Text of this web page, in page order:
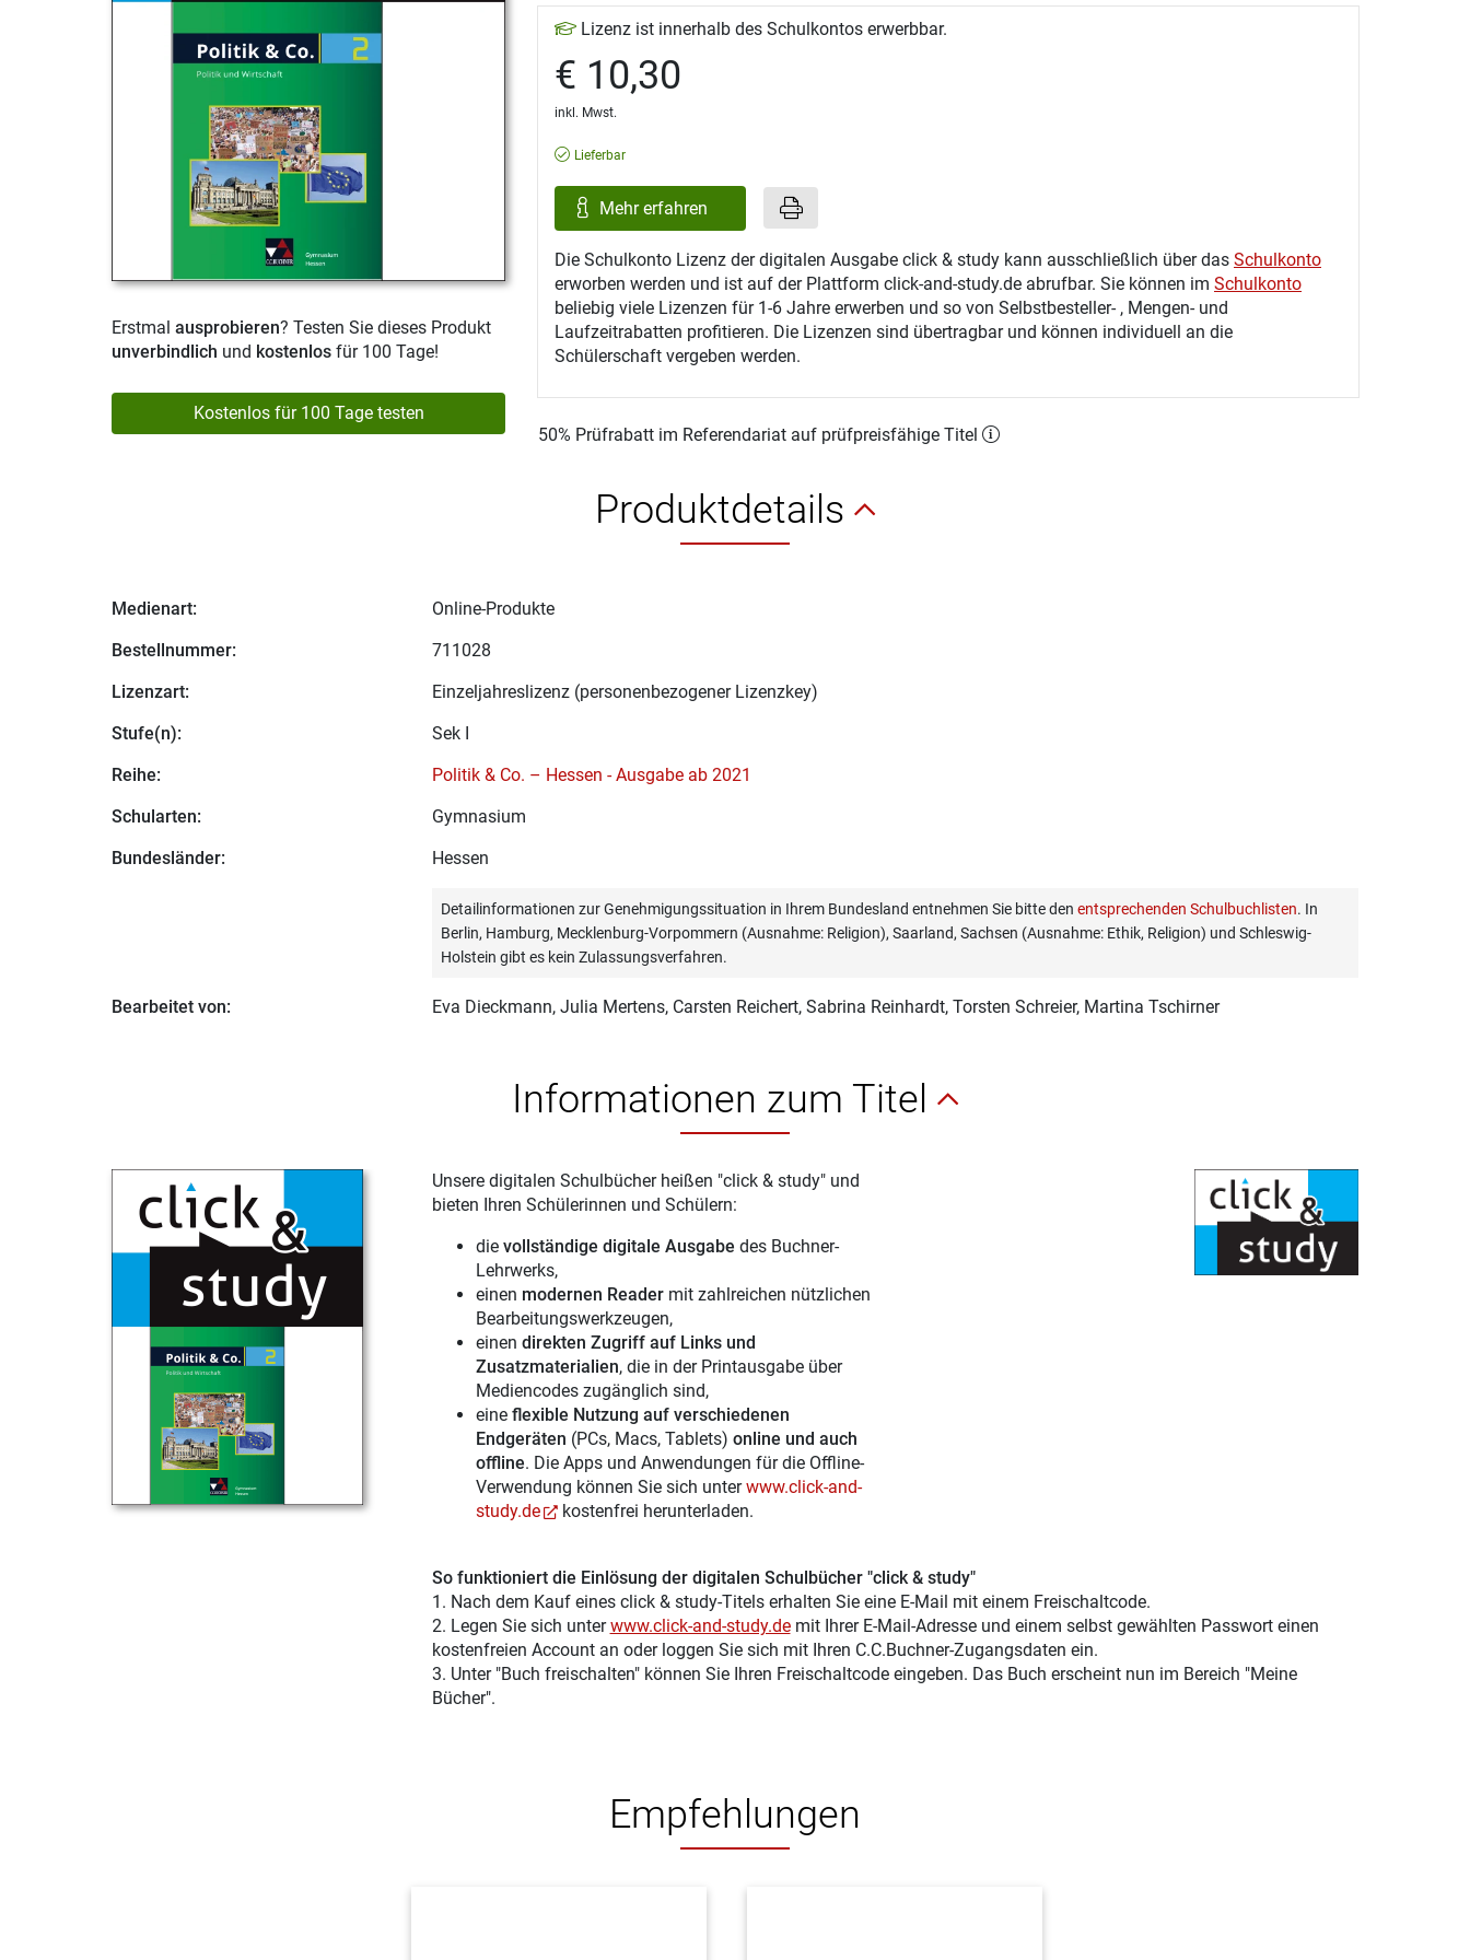
Erstmal ausprobieren? Testen Sie dieses Produkt
unverbindlich und kostenlos für 100 Tage!
Kostenlos für 100 Tage testen
Lizenz ist innerhalb des Schulkontos erwerbbar.
€ 10,30
inkl. Mwst.
Lieferbar
Mehr erfahren
Die Schulkonto Lizenz der digitalen Ausgabe click & study kann ausschließlich über das Schulkonto
erworben werden und ist auf der Plattform click-and-study.de abrufbar. Sie können im Schulkonto
beliebig viele Lizenzen für 1-6 Jahre erwerben und so von Selbstbesteller- , Mengen- und
Laufzeitrabatten profitieren. Die Lizenzen sind übertragbar und können individuell an die
Schülerschaft vergeben werden.
50% Prüfrabatt im Referendariat auf prüfpreisfähige Titel
Produktdetails
Medienart:
Online-Produkte
Bestellnummer:
711028
Lizenzart:
Einzeljahreslizenz (personenbezogener Lizenzkey)
Stufe(n):
Sek I
Reihe:
Politik & Co. – Hessen - Ausgabe ab 2021
Schularten:
Gymnasium
Bundesländer:
Hessen
Detailinformationen zur Genehmigungssituation in Ihrem Bundesland entnehmen Sie bitte den entsprechenden Schulbuchlisten. In
Berlin, Hamburg, Mecklenburg-Vorpommern (Ausnahme: Religion), Saarland, Sachsen (Ausnahme: Ethik, Religion) und Schleswig-
Holstein gibt es kein Zulassungsverfahren.
Bearbeitet von: Eva Dieckmann, Julia Mertens, Carsten Reichert, Sabrina Reinhardt, Torsten Schreier, Martina Tschirner
Informationen zum Titel
Unsere digitalen Schulbücher heißen "click & study" und
bieten Ihren Schülerinnen und Schülern:
die vollständige digitale Ausgabe des Buchner-
Lehrwerks,
einen modernen Readermit zahlreichen nützlichen
Bearbeitungswerkzeugen,
einen direkten Zugriff auf Links und
Zusatzmaterialien, die in der Printausgabe über
Mediencodes zugänglich sind,
eine flexible Nutzung auf verschiedenen
Endgeräten (PCs, Macs, Tablets) online und auch
offline. Die Apps und Anwendungen für die Offline-
Verwendung können Sie sich unterwww.click-and-
study.de
kostenfrei herunterladen.
So funktioniert die Einlösung der digitalen Schulbücher "click & study"
1. Nach dem Kauf eines click & study-Titels erhalten Sie eine E-Mail mit einem Freischaltcode.
2. Legen Sie sich unterwww.click-and-study.demit Ihrer E-Mail-Adresse und einem selbst gewählten Passwort einen
kostenfreien Account an oder loggen Sie sich mit Ihren C.C.Buchner-Zugangsdaten ein.
3. Unter "Buch freischalten" können Sie Ihren Freischaltcode eingeben. Das Buch erscheint nun im Bereich "Meine
Bücher".
Empfehlungen